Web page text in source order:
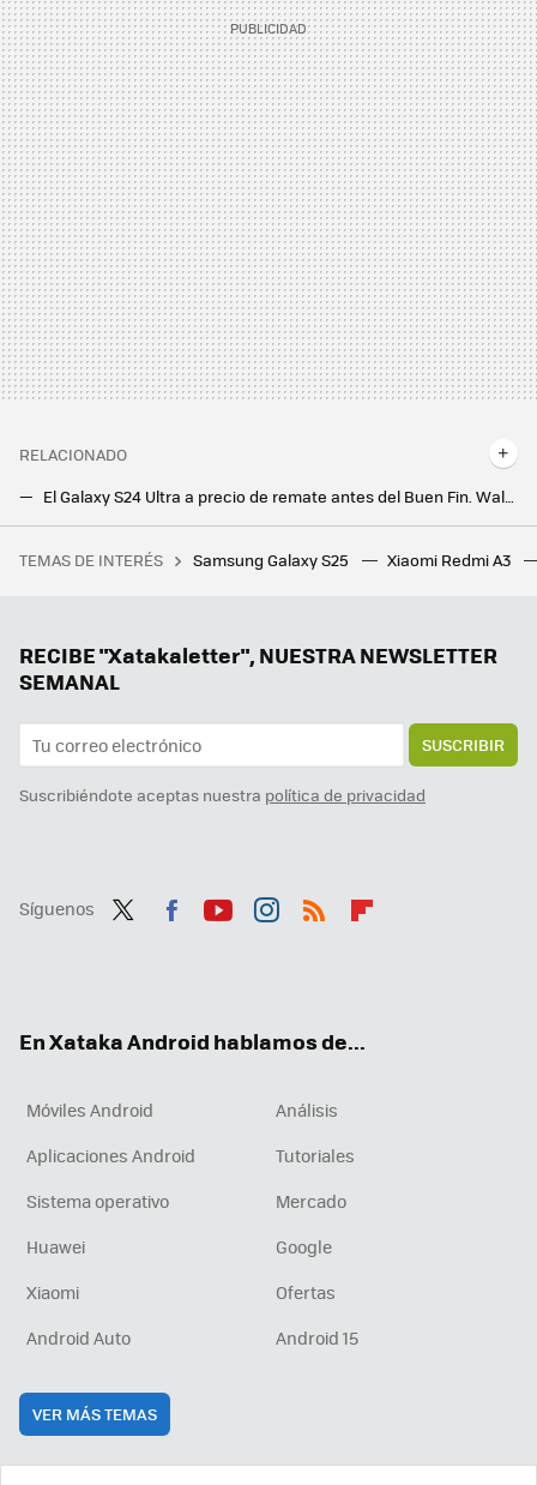
RELACIONADO
General Motors dio de lado a Android Auto. Lo que no esperaban es que apareciesen kits de terceros para recuperar la compatibilidad
Jeff Bezos es muy estricto con sus reuniones: nunca antes de las 10 de la mañana ni más tarde de las cinco
TEMAS DE INTERÉS Samsung Galaxy S25 Xiaomi Redmi A3
RECIBE "Xatakaletter", NUESTRA NEWSLETTER
SEMANAL
SUSCRIBIR
Suscribiéndote aceptas nuestra política de privacidad
Síguenos
En Xataka Android hablamos de...
Móviles Android
Análisis
Aplicaciones Android
Tutoriales
Sistema operativo
Mercado
Huawei
Google
Xiaomi
Ofertas
Android Auto
Android 15
VER MÁS TEMAS